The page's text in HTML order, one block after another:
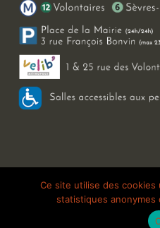
Copyright 2026 Le Bal Blomet | Tous
Ce site utilise des
statistiques anonymes